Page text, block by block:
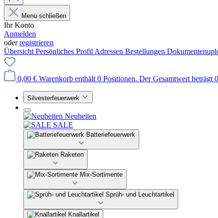
Menü schließen
Ihr Konto
Anmelden
oderregistrieren
Übersicht Persönliches Profil Adressen Bestellungen
0,00 € Warenkorb enthält 0 Positionen. Der Gesamtwert beträgt
Silvesterfeuerwerk
Neuheiten
SALE
Batteriefeuerwerk
Raketen
Mix-Sortimente
Sprüh- und Leuchtartikel
Knallartikel